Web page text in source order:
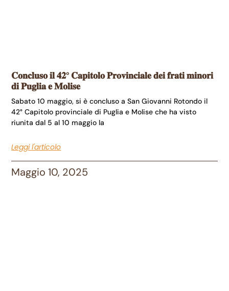
𝐂𝐨𝐧𝐜𝐥𝐮𝐬𝐨 𝐢𝐥 𝟒𝟐° 𝐂𝐚𝐩𝐢𝐭𝐨𝐥𝐨 𝐏𝐫𝐨𝐯𝐢𝐧𝐜𝐢𝐚𝐥𝐞 𝐝𝐞𝐢 𝐟𝐫𝐚𝐭𝐢 𝐦𝐢𝐧𝐨𝐫𝐢
𝐝𝐢 𝐏𝐮𝐠𝐥𝐢𝐚 𝐞 𝐌𝐨𝐥𝐢𝐬𝐞
Sabato 10 maggio, si è concluso a San Giovanni Rotondo il
42° Capitolo provinciale di Puglia e Molise che ha visto
riunita dal 5 al 10 maggio la
Leggi l'articolo
Maggio 10, 2025